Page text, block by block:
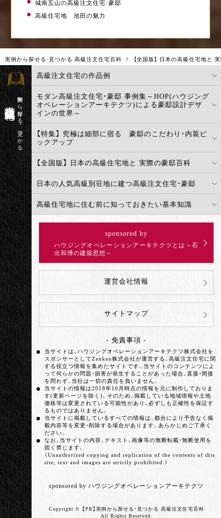
城南五山の高級注文住宅・豪邸
高級住宅地 池田の魅力
実例から探せる・見つかる 高級注文住宅百科 【全国版】 日本の高級住宅地と
実例から探せる・見つかる
高級注文住宅百科
高級注文住宅の作品例
モダン高級注文住宅・豪邸 事例集～HOP(ハウジング
オペレーションアーキテクツ)による豪邸設計デザ
インの世界～
【特集】 究極は細部に宿る 豪邸のこだわり・内装ピ
ックアップ
【全国版】 日本の高級住宅地と 実際の豪邸百科
日本の人気高級別荘地に建つ高級注文住宅・豪邸
高級住宅地に住む前に知っておきたい基本知識
sponsored by
ハウジングオペレーションアーキテクツとは～石
出和博の建築思想～
運営会社情報
サイトマップ
- 免責事項 -
当サイトは、ハウジングオペレーションアーキテクツ株式会社を
スポンサーとしてZenken株式会社が運営する、高級注文住宅に関
する役立つ情報を集めたサイトです。当サイトのコンテンツによ
って何らかの問題・損害が発生することがあった場合、直接・間接
を問わず、当社は一切の責任を負いません。
当サイトの情報は2018年10月時点の情報を元に制作しておりま
す(更新ページを除く)。そのため、掲載している地域情報や土地
価格等は変更されている可能性があり、必ずしも正確性を保証す
るものではありません。
当サイトに掲載しているすべての情報は、都合により予告なく掲
載内容等を変更・削除する場合があります。あらかじめご了承く
ださい。
なお、当サイトの内容、テキスト、画像等の無断転載・無断使用を
固く禁じます。
（Unauthorized copying and replication of the contents of this
site, text and images are strictly prohibited.）
sponsored by ハウジングオペレーションアーキテクツ
Copyright ©
実例から探せる・見つかる 高級注文住宅百科
All Rights Reserved.